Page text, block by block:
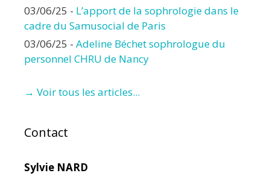
03/06/25 - L’apport de la sophrologie dans le
cadre du Samusocial de Paris
03/06/25 - Adeline Béchet sophrologue du
personnel CHRU de Nancy
→ Voir tous les articles...
Contact
Sylvie NARD